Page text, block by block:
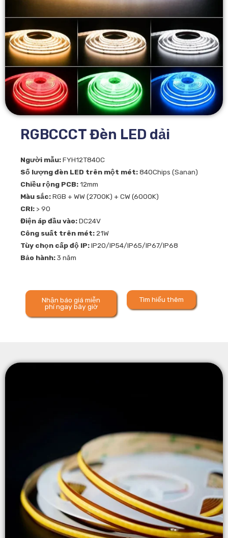
RGBCCCT Đèn LED dải
Người mẫu:FYH12T840C
Số lượng đèn LED trên một mét:840Chips (Sanan)
Chiều rộng PCB:12mm
Màu sắc:RGB + WW (2700K) + CW (6000K)
CRI: > 90
Điện áp đầu vào:DC24V
Công suất trên mét:21W
Tùy chọn cấp độ IP:IP20/IP54/IP65/IP67/IP68
Bảo hành:3 năm
Nhận báo giá miễn
phí ngay bây giờ
Tìm hiểu thêm